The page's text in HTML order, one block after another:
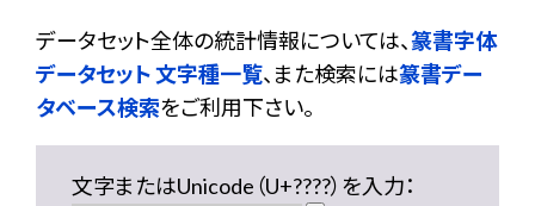
データセット全体の統計情報については、篆書字体
データセット 文字種一覧、また検索には篆書デー
タベース検索をご利用下さい。
文字またはUnicode（U+????）を入力：